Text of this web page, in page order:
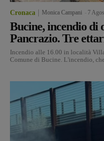
Cronaca Monica Campani 7
Bucine, incendio di
Pancrazio. Tre
Incendio alle 16.00 in località
Comune di Bucine. L'incendio, che